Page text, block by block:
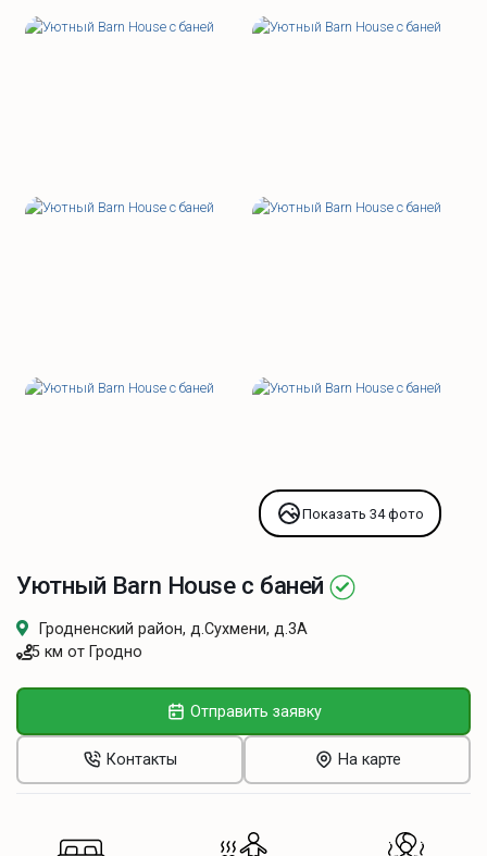
Показать 34 фото
Уютный Barn House с баней
Гродненский район, д.Сухмени, д.3А
5 км от Гродно
Отправить заявку
Контакты На карте